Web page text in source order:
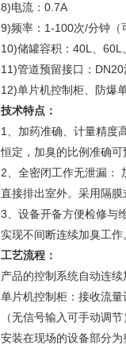
8)电流：0.7A
9)频率：1-100次/分钟（
10)储罐容积：40L、
11)管道预留接口：DN20
12)单片机控制柜、防爆
技术特点：
1、加药准确、计量精度
恒定，加臭的比例准确
2、全密闭工作无泄漏：
直接排出室外。采用隔
3、设备开备方便检修与
实现不间断连续加臭工作
工艺流程：
产品的控制系统自动连
单片机控制柜：接收流
（无信号输入可手动调
安装在现场的设备部分